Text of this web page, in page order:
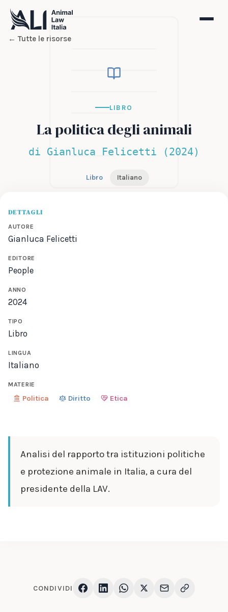
← Tutte le risorse
LIBRO
La politica degli animali
di Gianluca Felicetti (2024)
Libro Italiano
DETTAGLI
AUTORE
Gianluca Felicetti
EDITORE
People
ANNO
2024
TIPO
Libro
LINGUA
Italiano
MATERIE
Politica Diritto Etica
Analisi del rapporto tra istituzioni politiche
e protezione animale in Italia, a cura del
presidente della LAV.
CONDIVIDI